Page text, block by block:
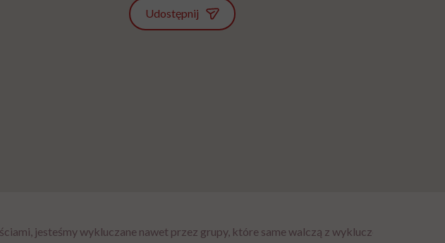
Udostępnij
jesteśmy wykluczane nawet przez grupy, które same walczą z wykluczeniem”